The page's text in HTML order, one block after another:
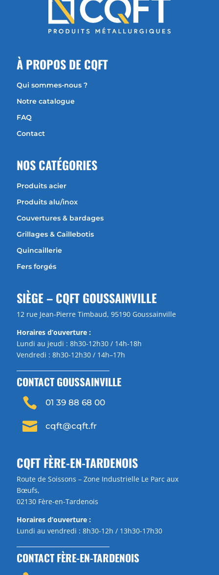
ÀPROPOS DE CQFT
Qui sommes-nous ?
Notre catalogue
FAQ
Contact
NOS CATÉGORIES
Produits acier
Produits alu/inox
Couvertures & bardages
Grillages & Caillebotis
Quincaillerie
Fers forgés
SIÈGE – CQFT GOUSSAINVILLE
12 rue Jean-Pierre Timbaud, 95190 Goussainville
Horaires d’ouverture :
Lundi au jeudi : 8h30-12h30 / 14h-18h
Vendredi : 8h30-12h30 / 14h–17h
CONTACT GOUSSAINVILLE
 01 39 88 68 00
 cqft@cqft.fr
CQFT FÈRE-EN-TARDENOIS
Route de Soissons – Zone Industrielle Le Parc aux
Bœufs,
02130 Fère-en-Tardenois
Horaires d’ouverture :
Lundi au vendredi : 8h30-12h / 13h30-17h30
CONTACT FÈRE-EN-TARDENOIS